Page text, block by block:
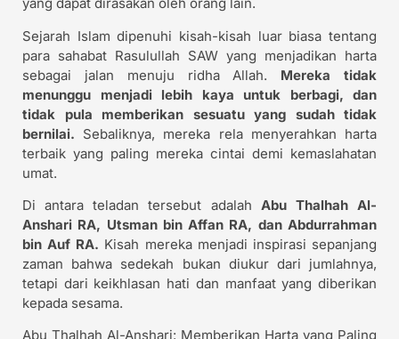
yang dapat dirasakan oleh orang lain.
Sejarah Islam dipenuhi kisah-kisah luar biasa tentang
para sahabat Rasulullah SAW yang menjadikan harta
sebagai jalan menuju ridha Allah. Mereka tidak
menunggu menjadi lebih kaya untuk berbagi, dan
tidak pula memberikan sesuatu yang sudah tidak
bernilai. Sebaliknya, mereka rela menyerahkan harta
terbaik yang paling mereka cintai demi kemaslahatan
umat.
Di antara teladan tersebut adalah Abu Thalhah Al-
Anshari RA, Utsman bin Affan RA, dan Abdurrahman
bin Auf RA. Kisah mereka menjadi inspirasi sepanjang
zaman bahwa sedekah bukan diukur dari jumlahnya,
tetapi dari keikhlasan hati dan manfaat yang diberikan
kepada sesama.
Abu Thalhah Al-Anshari: Memberikan Harta yang Paling